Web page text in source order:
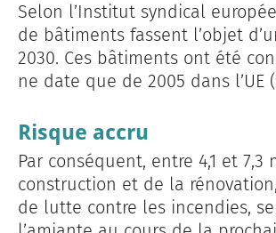
Selon l’Institut syndical
de bâtiments fassent l’objet
2030. Ces bâtiments ont été
ne date que de 2005 dans l’UE
Risque accru
Par conséquent, entre 4,1 et
construction et de la
de lutte contre les incendies,